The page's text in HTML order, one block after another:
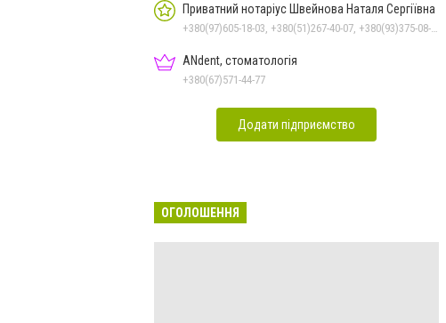
Приватний нотаріус Швейнова Наталя Сергіївна
ANdent, стоматологія
+380(67)571-44-77
Додати підприємство
ОГОЛОШЕННЯ